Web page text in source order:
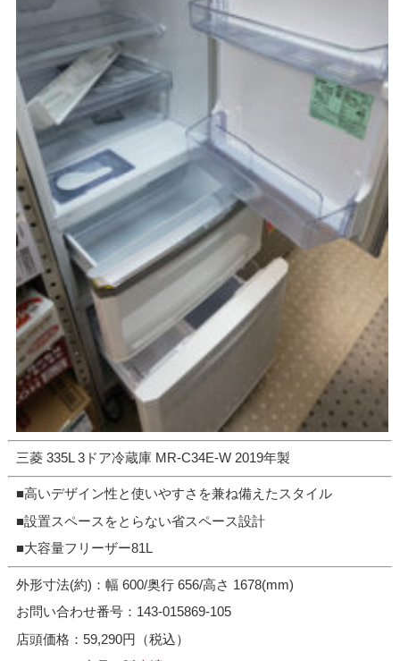
三菱 335L 3ドア冷蔵庫 MR-C34E-W 2019年製
■高いデザイン性と使いやすさを兼ね備えたスタイル
■設置スペースをとらない省スペース設計
■大容量フリーザー81L
外形寸法(約)：幅 600/奥行 656/高さ 1678(mm)
お問い合わせ番号：143-015869-105
店頭価格：59,290円（税込）